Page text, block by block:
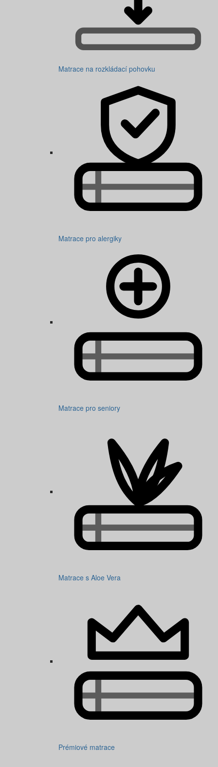
Matrace na rozkládací pohovku
Matrace pro alergiky
Matrace pro seniory
Matrace s Aloe Vera
Prémiové matrace